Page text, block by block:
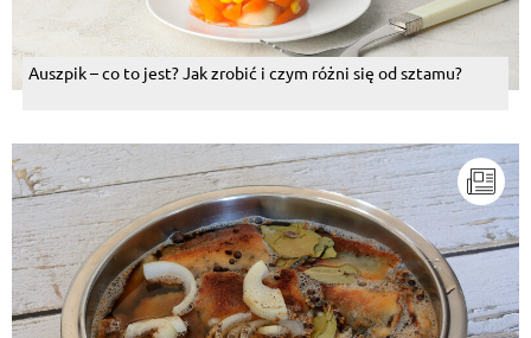
Auszpik – co to jest? Jak zrobić i czym różni się od sztamu?